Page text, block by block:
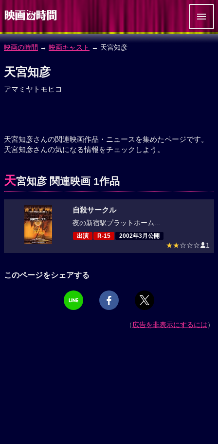
映画の時間 → 映画キャスト → 天宮知彦
天宮知彦
アマミヤトモヒコ
天宮知彦さんの関連映画作品・ニュースを集めたページです。
天宮知彦さんの気になる情報をチェックしよう。
天宮知彦 関連映画 1作品
自殺サークル
夜の新宿駅プラットホーム...
出演 R-15 2002年3月公開
★★☆☆☆ 1
このページをシェアする
（広告を非表示にするには）